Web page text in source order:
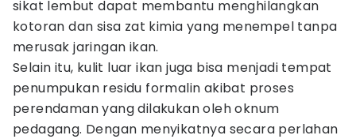
sikat lembut dapat membantu menghilangkan
kotoran dan sisa zat kimia yang menempel tanpa
merusak jaringan ikan.
Selain itu, kulit luar ikan juga bisa menjadi tempat
penumpukan residu formalin akibat proses
perendaman yang dilakukan oleh oknum
pedagang. Dengan menyikatnya secara perlahan